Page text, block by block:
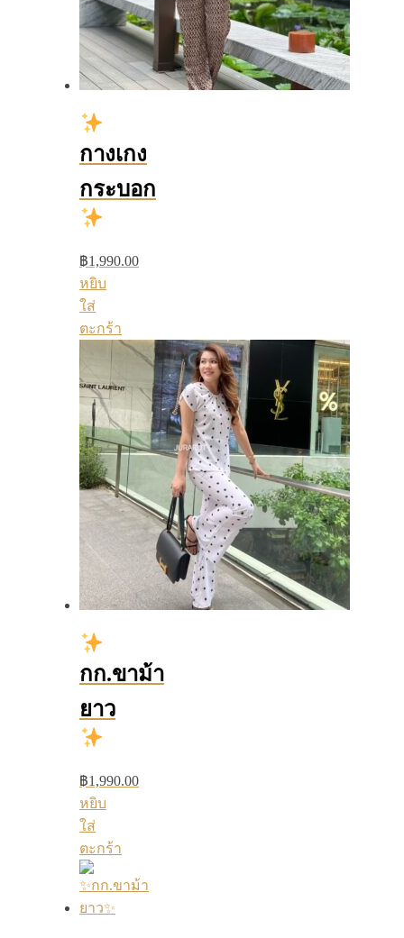
กางเกง
กระบอก
฿1,990.00
หยิบ
ใส่
ตะกร้า
กก.ขาม้า
ยาว
฿1,990.00
หยิบ
ใส่
ตะกร้า